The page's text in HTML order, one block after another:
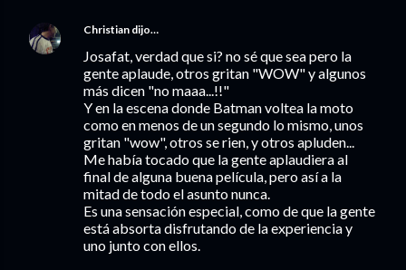
Christian dijo…
Josafat, verdad que si? no sé que sea pero la
gente aplaude, otros gritan "WOW" y algunos
más dicen "no maaa...!!"
Y en la escena donde Batman voltea la moto
como en menos de un segundo lo mismo, unos
gritan "wow", otros se rien, y otros apluden...
Me había tocado que la gente aplaudiera al
final de alguna buena película, pero así a la
mitad de todo el asunto nunca.
Es una sensación especial, como de que la gente
está absorta disfrutando de la experiencia y
uno junto con ellos.